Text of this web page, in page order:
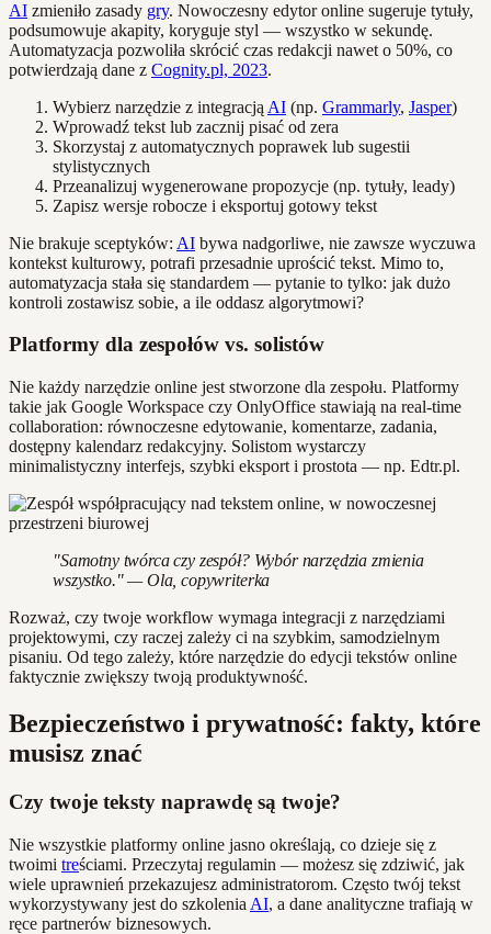
AI zmieniło zasady gry. Nowoczesny edytor online sugeruje tytuły,
podsumowuje akapity, koryguje styl — wszystko w sekundę.
Automatyzacja pozwoliła skrócić czas redakcji nawet o 50%, co
potwierdzają dane z Cognity.pl, 2023.
Wybierz narzędzie z integracją AI (np. Grammarly, Jasper)
Wprowadź tekst lub zacznij pisać od zera
Skorzystaj z automatycznych poprawek lub sugestii
stylistycznych
Przeanalizuj wygenerowane propozycje (np. tytuły, leady)
Zapisz wersje robocze i eksportuj gotowy tekst
Nie brakuje sceptyków: AI bywa nadgorliwe, nie zawsze wyczuwa
kontekst kulturowy, potrafi przesadnie uprościć tekst. Mimo to,
automatyzacja stała się standardem — pytanie to tylko: jak dużo
kontroli zostawisz sobie, a ile oddasz algorytmowi?
Platformy dla zespołów vs. solistów
Nie każdy narzędzie online jest stworzone dla zespołu. Platformy
takie jak Google Workspace czy OnlyOffice stawiają na real-time
collaboration: równoczesne edytowanie, komentarze, zadania,
dostępny kalendarz redakcyjny. Solistom wystarczy
minimalistyczny interfejs, szybki eksport i prostota — np. Edtr.pl.
"Samotny twórca czy zespół? Wybór narzędzia zmienia
wszystko." — Ola, copywriterka
Rozważ, czy twoje workflow wymaga integracji z narzędziami
projektowymi, czy raczej zależy ci na szybkim, samodzielnym
pisaniu. Od tego zależy, które narzędzie do edycji tekstów online
faktycznie zwiększy twoją produktywność.
Bezpieczeństwo i prywatność: fakty, które
musisz znać
Czy twoje teksty naprawdę są twoje?
Nie wszystkie platformy online jasno określają, co dzieje się z
twoimi treściami. Przeczytaj regulamin — możesz się zdziwić, jak
wiele uprawnień przekazujesz administratorom. Często twój tekst
wykorzystywany jest do szkolenia AI, a dane analityczne trafiają w
ręce partnerów biznesowych.